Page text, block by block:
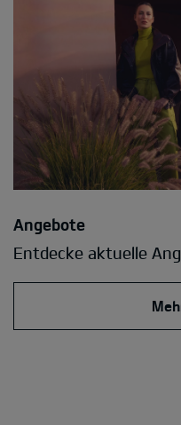
Angebote
Entdecke aktuelle